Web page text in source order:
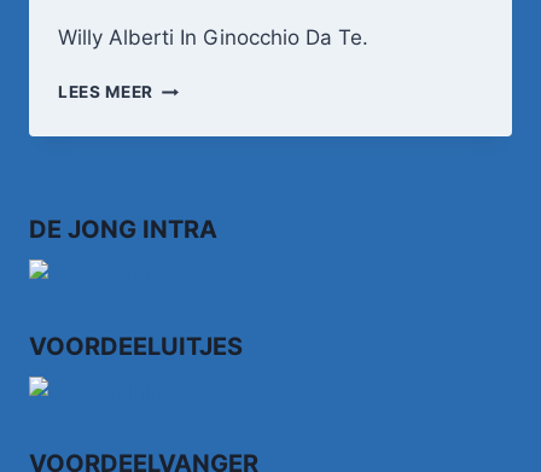
Willy Alberti In Ginocchio Da Te.
LEES MEER WILLY
IN
DE JONG INTRA
VOORDEELUITJES
VOORDEELVANGER